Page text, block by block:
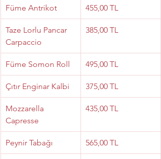
Füme Antrikot 455,00 TL
Taze Lorlu Pancar
Carpaccio
385,00 TL
Füme Somon Roll 495,00 TL
Çıtır Enginar Kalbi 375,00 TL
Mozzarella
Capresse
435,00 TL
Peynir Tabağı 565,00 TL